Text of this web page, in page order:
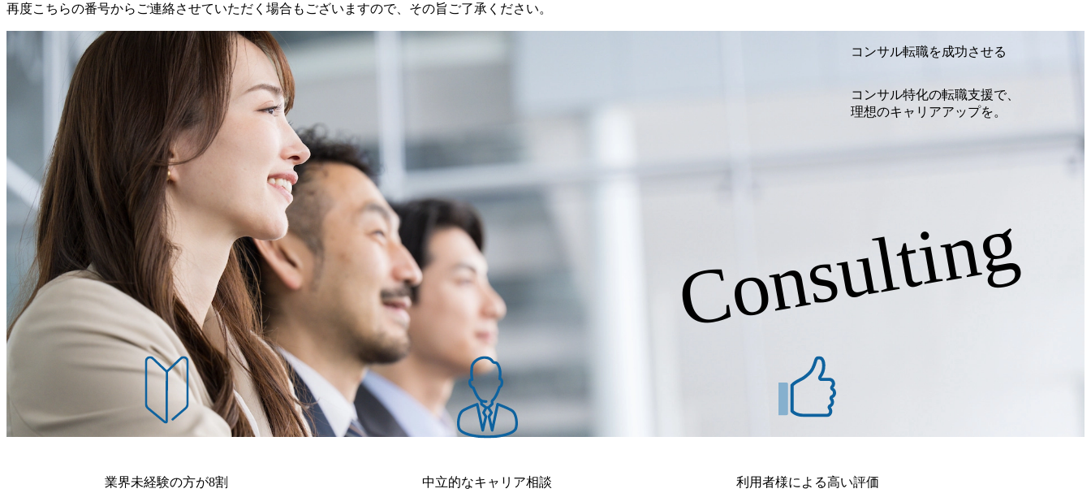
再度こちらの番号からご連絡させていただく場合もございますので、その旨ご了承ください。
コンサル転職を成功させる
コンサル特化の転職支援で、
理想のキャリアアップを。
Consulting
業界未経験の方が8割 中立的なキャリア相談 利用者様による高い評価